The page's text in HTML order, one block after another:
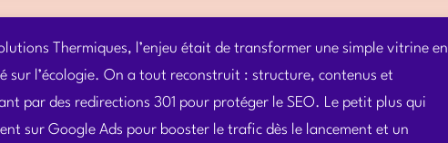
Thermiques, l’enjeu était de transformer une simple vitrine en
sur l’écologie. On a tout reconstruit : structure, contenus et
par des redirections 301 pour protéger le SEO. Le petit plus qui
sur Google Ads pour booster le trafic dès le lancement et un